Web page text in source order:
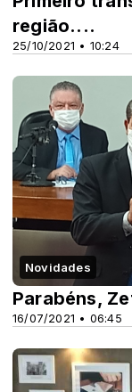
25/10/2021 • 10:24
região....
Novidades
16/07/2021 • 06:45
Parabéns,